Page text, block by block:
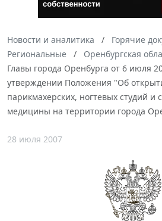
Новости и аналитика
Горячие
Региональные
Оренбургская
Главы города Оренбурга от 6 июля
утверждении Положения "Об
парикмахерских, ногтевых студий и
медицины на территории города
28 июля 2007